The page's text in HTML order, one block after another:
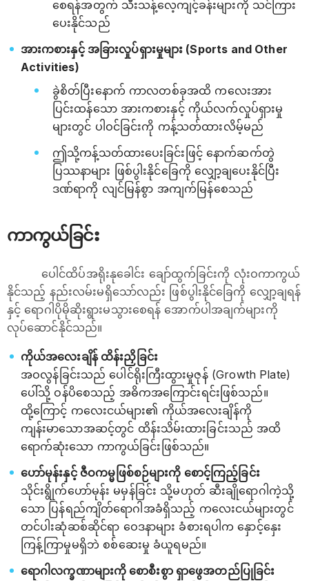
စေရန်အတွက် သီးသန့်လေ့ကျင့်ခန်းများကို သင်ကြား
ပေးနိုင်သည်
အားကစားနှင့် အခြားလှုပ်ရှားမှုများ (Sports and Other
Activities)
ခွဲစိတ်ပြီးနောက် ကာလတစ်ခုအထိ ကလေးအား
ပြင်းထန်သော အားကစားနှင့် ကိုယ်လက်လှုပ်ရှားမှု
များတွင် ပါဝင်ခြင်းကို ကန့်သတ်ထားလိမ့်မည်
ဤသို့ကန့်သတ်ထားပေးခြင်းဖြင့် နောက်ဆက်တွဲ
ပြဿနာများ ဖြစ်ပွါးနိုင်ခြေကို လျှော့ချပေးနိုင်ပြီး
ဒဏ်ရာကို လျင်မြန်စွာ အကျက်မြန်စေသည်
ကာကွယ်ခြင်း
ပေါင်ထိပ်အရိုးနုခေါင်း ချော်ထွက်ခြင်းကို လုံးဝကာကွယ်
နိုင်သည့် နည်းလမ်းမရှိသော်လည်း ဖြစ်ပွါးနိုင်ခြေကို လျှော့ချရန်
နှင့် ရောဂါပိုမိုဆိုးရွားမသွားစေရန် အောက်ပါအချက်များကို
လုပ်ဆောင်နိုင်သည်။
ကိုယ်အလေးချိန် ထိန်းညှိခြင်း
အဝလွန်ခြင်းသည် ပေါင်ရိုးကြီးထွားမှုဇုန် (Growth Plate)
ပေါ်သို့ ဝန်ပိစေသည့် အဓိကအကြောင်းရင်းဖြစ်သည်။
ထို့ကြောင့် ကလေးငယ်များ၏ ကိုယ်အလေးချိန်ကို
ကျန်းမာသောအဆင့်တွင် ထိန်းသိမ်းထားခြင်းသည် အထိ
ရောက်ဆုံးသော ကာကွယ်ခြင်းဖြစ်သည်။
ဟော်မုန်းနှင့် ဇီဝကမ္မဖြစ်စဉ်များကို စောင့်ကြည့်ခြင်း
သိုင်းရွိုက်ဟော်မုန်း မမှန်ခြင်း သို့မဟုတ် ဆီးချိုရောဂါကဲ့သို့
သော ပြန်ရည်ကျိတ်ရောဂါအခံရှိသည့် ကလေးငယ်များတွင်
တင်ပါးဆုံဆစ်ဆိုင်ရာ ဝေဒနာများ ခံစားရပါက နှောင့်နှေး
ကြန့်ကြာမှုမရှိဘဲ စစ်ဆေးမှု ခံယူရမည်။
ရောဂါလက္ခဏာများကို စောစီးစွာ ရှာဖွေအတည်ပြုခြင်း